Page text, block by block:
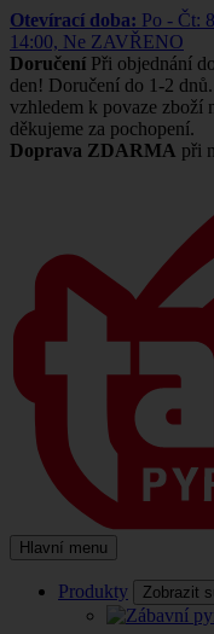
Otevírací doba: Po - Čt:
14:00, Ne ZAVŘENO
Doručení Při objednání
den! Doručení do 1-2
vzhledem k povaze zboží
děkujeme za pochopení.
Doprava ZDARMA při
Hlavní menu
Produkty Zobrazit